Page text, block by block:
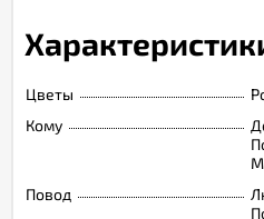
Цветы
Кому
Повод